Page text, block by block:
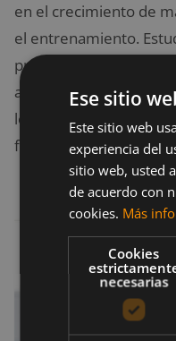
en el crecimiento de
el entrenamiento.
practican
afirmación de que el
los valores promedio
fortaleza durante el
Ese sitio
Este sitio web
experiencia del
sitio web, usted
de acuerdo con
cookies. Más
Cookies
necesarias